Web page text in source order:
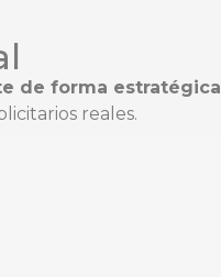
de forma estratégica
reales.